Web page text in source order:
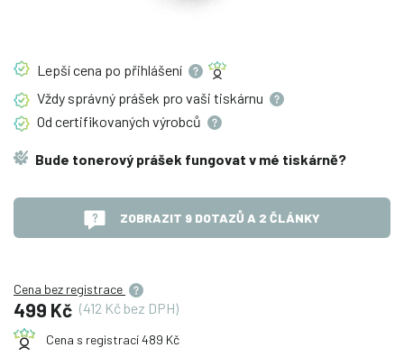
Lepší cena po přihlášení
Vždy správný prášek pro vaši tiskárnu
Od certifikovaných výrobců
Bude tonerový prášek fungovat v mé tiskárně?
ZOBRAZIT 9 DOTAZŮ A 2 ČLÁNKY
Cena bez registrace
499 Kč (412 Kč bez DPH)
Cena s registrací 489 Kč